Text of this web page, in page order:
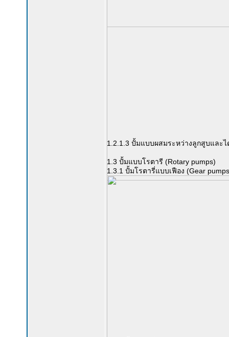
1.2.1.3 ปั้มแบบผสมระหว่างลูกสูบและ
1.3 ปั้มแบบโรตารี (Rotary pumps)
1.3.1 ปั้มโรตารี่แบบเฟือง (Gear